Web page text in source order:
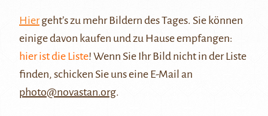
Hiergeht’s zu mehr Bildern des Tages. Sie können
einige davon kaufen und zu Hause empfangen:
hier ist die Liste! Wenn Sie Ihr Bild nicht in der Liste
finden, schicken Sie uns eine E-Mail an
photo@novastan.org.